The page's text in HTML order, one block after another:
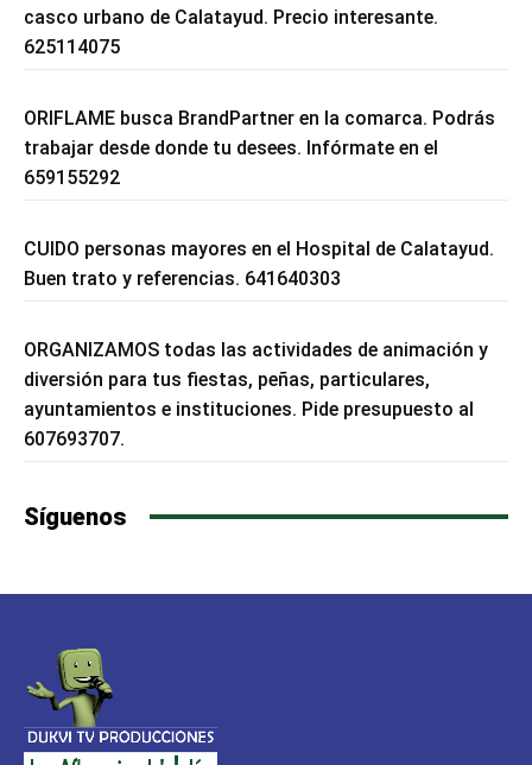
casco urbano de Calatayud. Precio interesante.
625114075
ORIFLAME busca BrandPartner en la comarca. Podrás
trabajar desde donde tu desees. Infórmate en el
659155292
CUIDO personas mayores en el Hospital de Calatayud.
Buen trato y referencias. 641640303
ORGANIZAMOS todas las actividades de animación y
diversión para tus fiestas, peñas, particulares,
ayuntamientos e instituciones. Pide presupuesto al
607693707.
Síguenos